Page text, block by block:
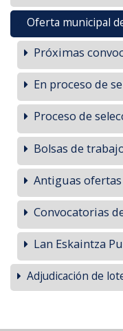
Oferta municipal
Próximas
En proceso de
Proceso de
Bolsas de
Antiguas
Convocatorias
Lan Eskaintza
Adjudicación de